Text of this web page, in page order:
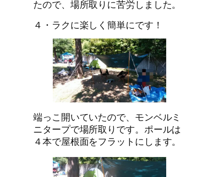
たので、場所取りに苦労しました。
４・ラクに楽しく簡単にです！
端っこ開いていたので、モンベルミ
ニタープで場所取りです。ポールは
４本で屋根面をフラットにします。